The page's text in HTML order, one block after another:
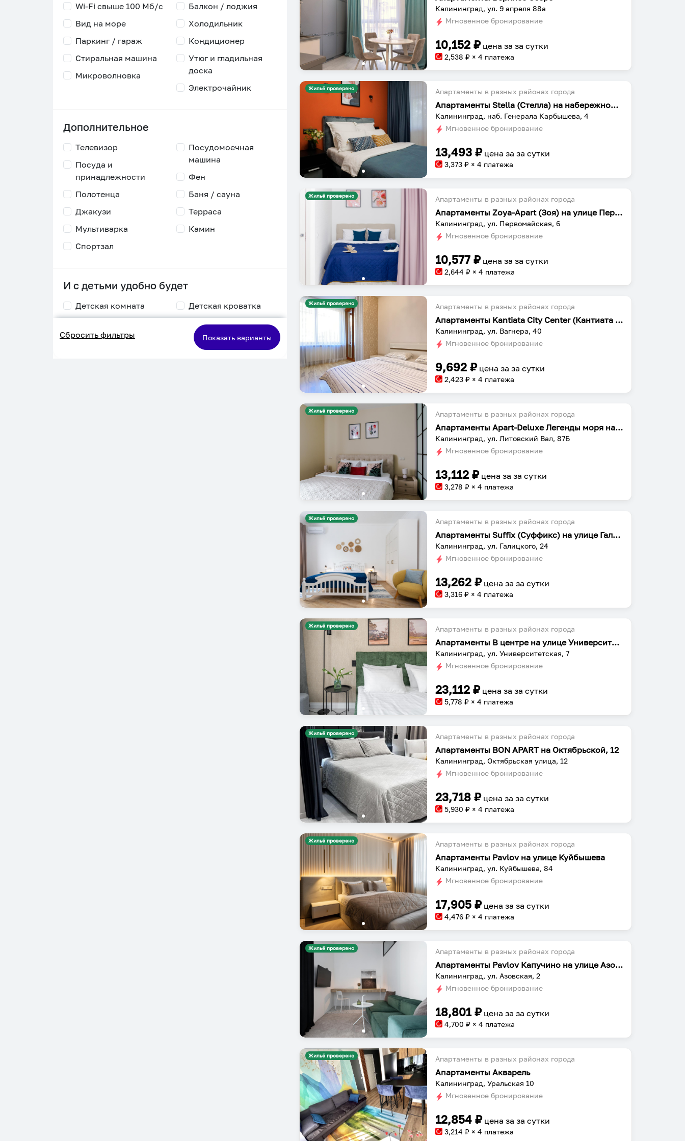
Wi-Fi свыше 100 Мб/с
Балкон / лоджия
Вид на море
Паркинг / гараж
Холодильник
Кондиционер
Стиральная машина
Микроволновка
Утюг и гладильная
доска
Электрочайник
Дополнительное
Телевизор
Посуда и
принадлежности
Посудомоечная
машина
Фен
Полотенца
Джакузи
Баня / сауна
Терраса
Мультиварка
Спортзал
Камин
И с детьми удобно будет
Детская комната
кормления
Детская кроватка
Двухъярусная
кровать
Сбросить фильтры Показать варианты
Калининград, ул. 9 апреля 88а
Мгновенное бронирование
10,152 ₽ цена заза сутки
2,538 ₽ × 4 платежа
Жильё проверено Апартаменты в разных районах города
Апартаменты Stella (Стелла) на набережной Генерала Карбышева
Калининград, наб. Генерала Карбышева, 4
Мгновенное бронирование
13,493 ₽ цена заза сутки
3,373 ₽ × 4 платежа
Жильё проверено Апартаменты в разных районах города
Апартаменты Zoya-Apart (Зоя) на улице Первомайская
Калининград, ул. Первомайская, 6
Мгновенное бронирование
10,577 ₽ цена заза сутки
2,644 ₽ × 4 платежа
Жильё проверено Апартаменты в разных районах города
Апартаменты Kantiata City Center (Кантиата Сити Центр) на улице Вагнера
Калининград, ул. Вагнера, 40
Мгновенное бронирование
9,692 ₽ цена заза сутки
2,423 ₽ × 4 платежа
Жильё проверено Апартаменты в разных районах города
Апартаменты Apart-Deluxe Легенды моря на улице Литовский вал
Калининград, ул. Литовский Вал, 87Б
Мгновенное бронирование
13,112 ₽ цена заза сутки
3,278 ₽ × 4 платежа
Жильё проверено Апартаменты в разных районах города
Апартаменты Suffix (Суффикс) на улице Галицкого
Калининград, ул. Галицкого, 24
Мгновенное бронирование
13,262 ₽ цена заза сутки
3,316 ₽ × 4 платежа
Жильё проверено Апартаменты в разных районах города
Апартаменты В центре на улице Университетская
Калининград, ул. Университетская, 7
Мгновенное бронирование
23,112 ₽ цена заза сутки
5,778 ₽ × 4 платежа
Жильё проверено Апартаменты в разных районах города
Апартаменты BON АРАRТ на Октябрьской, 12
Калининград, Октябрьская улица, 12
Мгновенное бронирование
23,718 ₽ цена заза сутки
5,930 ₽ × 4 платежа
Жильё проверено Апартаменты в разных районах города
Апартаменты Pavlov на улице Куйбышева
Калининград, ул. Куйбышева, 84
Мгновенное бронирование
17,905 ₽ цена заза сутки
4,476 ₽ × 4 платежа
Жильё проверено Апартаменты в разных районах города
Апартаменты Pavlov Капучино на улице Азовская
Калининград, ул. Азовская, 2
Мгновенное бронирование
18,801₽ цена заза сутки
4,700 ₽ × 4 платежа
Жильё проверено Апартаменты в разных районах города
Апартаменты Акварель
Калининград, Уральская 10
Мгновенное бронирование
12,854 ₽ цена заза сутки
3,214 ₽ × 4 платежа